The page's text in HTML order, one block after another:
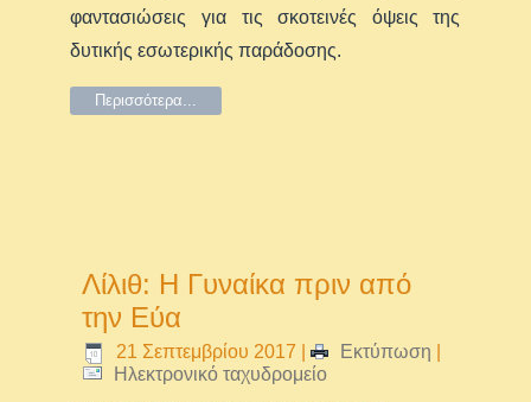
φαντασιώσεις για τις σκοτεινές όψεις της
δυτικής εσωτερικής παράδοσης.
Περισσότερα...
Λίλιθ: Η Γυναίκα πριν από
την Εύα
21 Σεπτεμβρίου 2017 | Εκτύπωση
Ηλεκτρονικό ταχυδρομείο